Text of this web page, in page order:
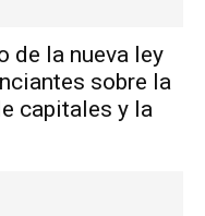
de la nueva ley
sobre la
capitales y la